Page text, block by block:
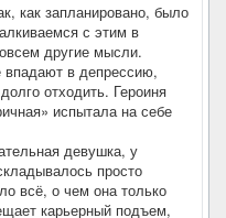
как запланировано, было
с этим в
другие мысли.
в депрессию,
отходить. Героиня
испытала на себе
девушка, у
просто
всё, о чем она только
карьерный подъем,